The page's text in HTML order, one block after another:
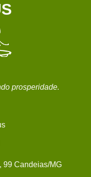
prosperidade.
99 Candeias/MG